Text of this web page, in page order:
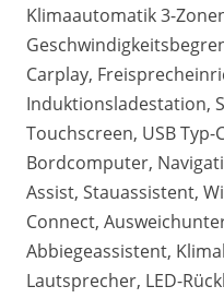
Klimaautomatik 3-
Carplay,
Induktionsladestation,
Touchscreen, USB Typ-
Bordcomputer,
Assist, Stauassistent,
Connect,
Abbiegeassistent,
Lautsprecher, LED-